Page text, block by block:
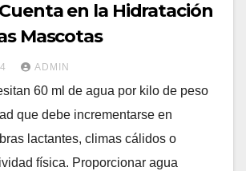
en la Hidratación
Mascotas
ADMIN
60 ml de agua por kilo de peso
que debe incrementarse en
lactantes, climas cálidos o
física. Proporcionar agua